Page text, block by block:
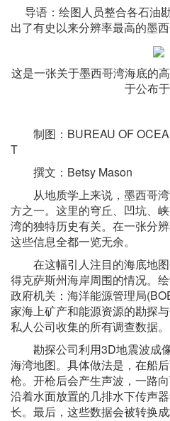
导语：绘图人员整合各石油
出了有史以来分辨率最高的墨西
这是一张关于墨西哥湾海底的
于公布于
制图：BUREAU OF
T
撰文：Betsy Mason
从地质学上来说，墨西哥湾
方之一。这里的穹丘、凹坑、
湾的独特历史有关。在一张分
这些信息全都一览无余。
在这幅引人注目的海底地图
得克萨斯州海岸周围的情况。
政府机关：海洋能源管理局
家海上矿产和能源资源的勘探
私人公司收集的所有调查数据。
勘探公司利用3D地震波成
海湾地图。具体做法是，在船
枪。开枪后会产生声波，一路
沿着水面放置的几排水下传声
长。最后，这些数据会被转换成